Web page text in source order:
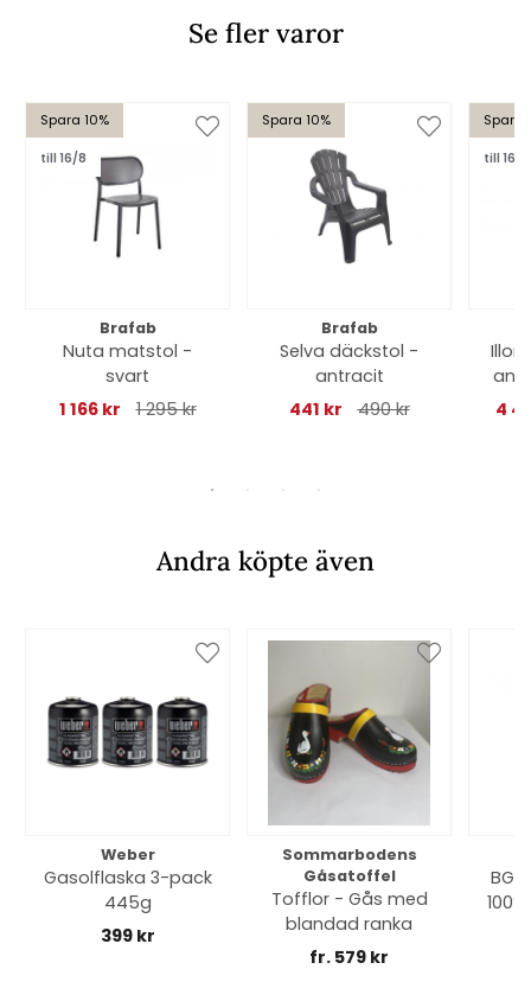
Se fler varor
Spara 10%
till 16/8
Brafab
Nuta matstol -
svart
1 166 kr
1 295 kr
Spara 10%
Brafab
Selva däckstol -
antracit
441 kr
490 kr
Spara
till 16/8
4
Andra köpte även
Weber
Gasolflaska 3-pack
445g
399 kr
Sommarbodens
Gåsatoffel
Tofflor - Gås med
blandad ranka
fr. 579 kr